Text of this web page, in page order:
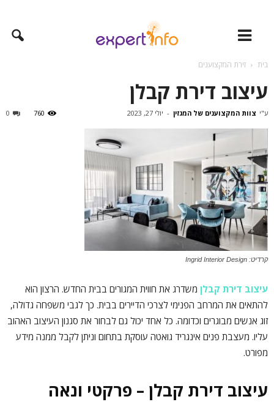
בית זירת המקצוענים
עיצוב דירת קבלן
ע"י צוות המקצוענים של המגזין - יולי 27, 2023 0 760
קרדיט: Ingrid Interior Design
עיצוב דירת קבלן משדרג את חווית המגורים בבית החדש. הרצון הוא
להתאים את המרחב הפנימי לצרכי הדיירים בבית. כך לגבי משפחה גדולה,
זוג אנשים מבוגרים וכדומה. כל אחד יכול גם לבחור את סגנון העיצוב האהוב
עליו. מעצבת פנים אינגריד גואטה עוסקת בתחום וניתן לקבל ממנה מידע
מפורט.
עיצוב דירת קבלן – פרקטי ונאה